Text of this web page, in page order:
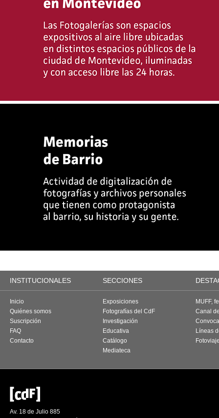
INSTITUCIONALES SECCIONES
Inicio
Quiénes somos
Suscripción
FAQ
Contacto
Exposiciones
Fotografías del CdF
Investigación
Educativa
Catálogo
Mediateca
MUFF,
Canal
Líneas
Av. 18 de Julio 885